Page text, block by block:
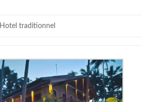
Hotel traditionnel